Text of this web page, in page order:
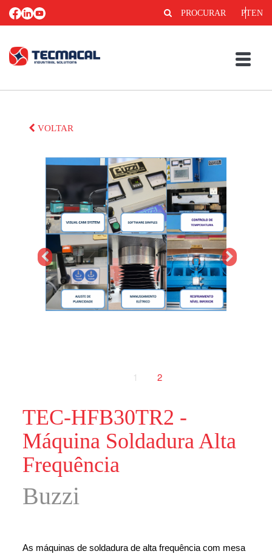
EN
PT
PROCURAR
VOLTAR
1 2
TEC-HFB30TR2 -
Máquina Soldadura Alta
Frequência
Buzzi
As máquinas de soldadura de alta frequência com mesa